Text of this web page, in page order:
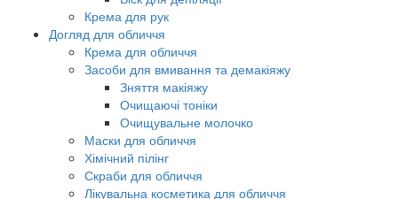
Крема для рук
Догляд для обличчя
Крема для обличчя
Засоби для вмивання та демакіяжу
Зняття макіяжу
Очищаючі тоніки
Очищувальне молочко
Маски для обличчя
Хімічний пілінг
Скраби для обличчя
Лікувальна косметика для обличчя